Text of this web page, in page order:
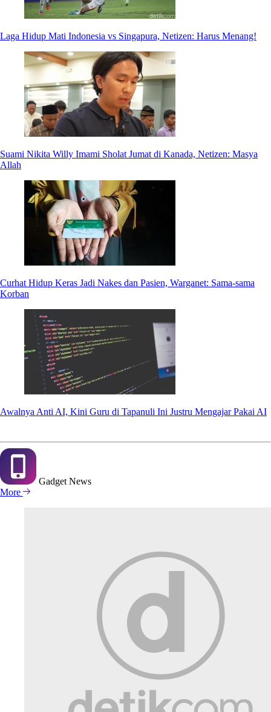
Laga Hidup Mati Indonesia vs Singapura, Netizen: Harus Menang!
Suami Nikita Willy Imami Sholat Jumat di Kanada, Netizen: Masya
Allah
Curhat Hidup Keras Jadi Nakes dan Pasien, Warganet: Sama-sama
Korban
Awalnya Anti AI, Kini Guru di Tapanuli Ini Justru Mengajar Pakai AI
Gadget News
More